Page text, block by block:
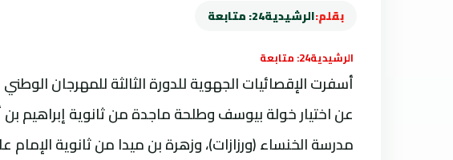
بقلم:الرشيدية24: متابعة
الرشيدية24: متابعة
أسفرت الإقصائيات الجهوية للدورة الثالثة للمهرجان
عن اختيار خولة بيوسف وطلحة ماجدة من ثانوية إبراهيم
مدرسة الخنساء (ورزازات)، وزهرة بن ميدا من ثانوية الإمام